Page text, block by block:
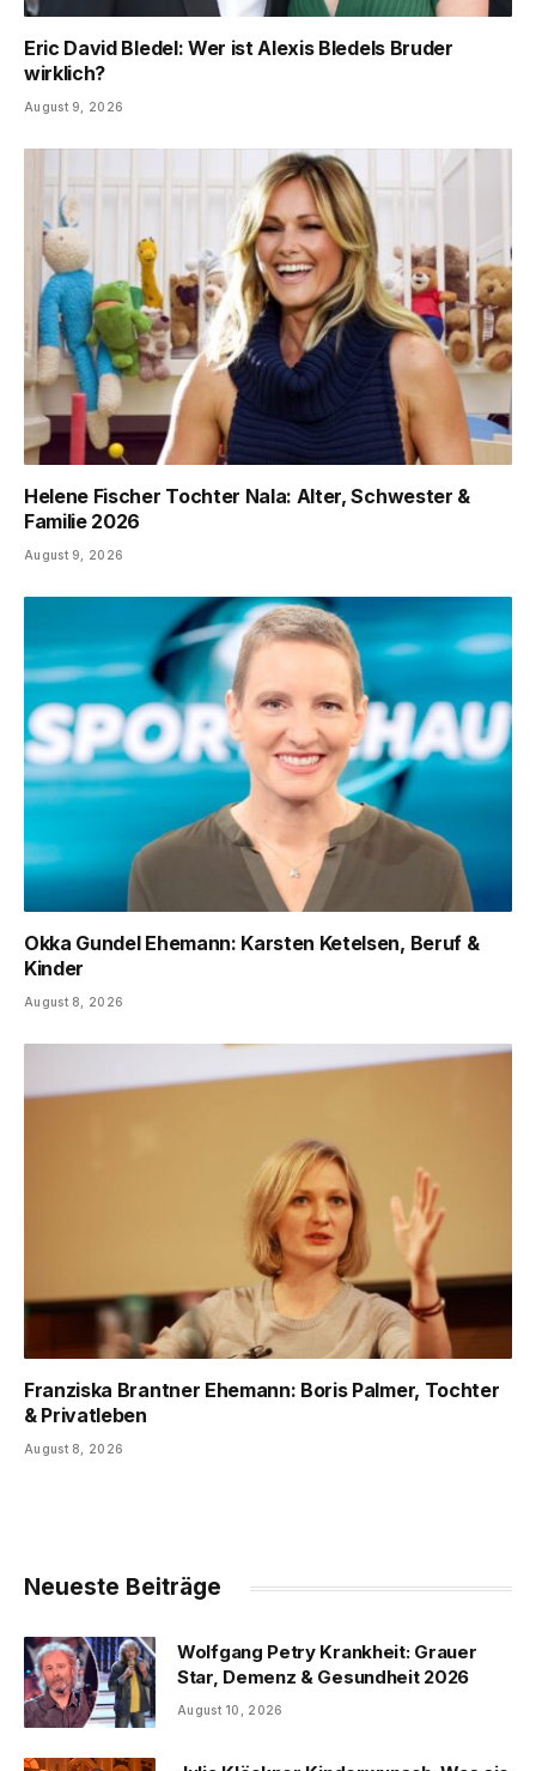
Eric David Bledel: Wer ist Alexis Bledels Bruder
wirklich?
August 9, 2026
Helene Fischer Tochter Nala: Alter, Schwester &
Familie 2026
August 9, 2026
Okka Gundel Ehemann: Karsten Ketelsen, Beruf &
Kinder
August 8, 2026
Franziska Brantner Ehemann: Boris Palmer, Tochter
& Privatleben
August 8, 2026
Neueste Beiträge
Wolfgang Petry Krankheit: Grauer
Star, Demenz & Gesundheit 2026
August 10, 2026